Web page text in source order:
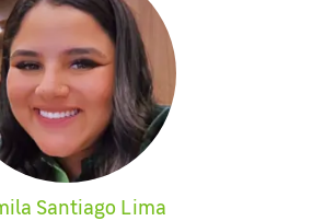
Santiago Lima